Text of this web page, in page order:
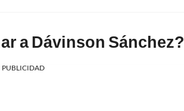
a Dávinson Sánchez?
PUBLICIDAD